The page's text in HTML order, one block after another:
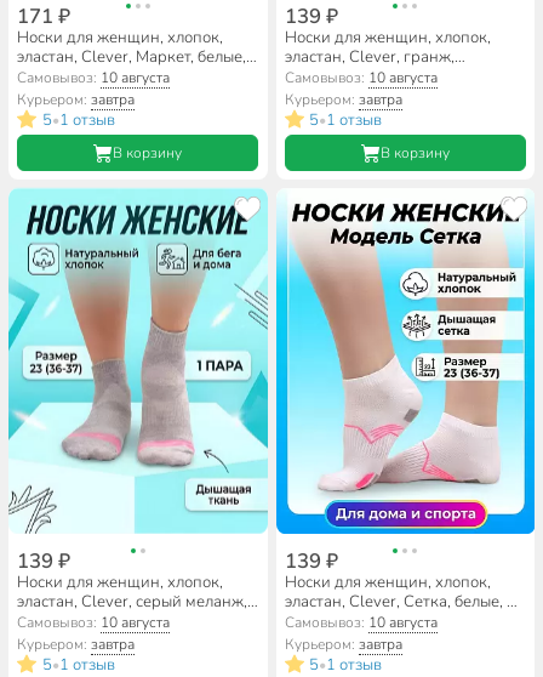
171 ₽
Носки для женщин, хлопок,
эластан, Clever, Маркет, белые,
р. 23, L3011
Самовывоз: 10 августа
Курьером:завтра
5•1 отзыв
В корзину
139 ₽
Носки для женщин, хлопок,
эластан, Clever, гранж,
молочные, р. 23, Д5665
Самовывоз: 10 августа
Курьером: завтра
5•1 отзыв
В корзину
139 ₽
Носки для женщин, хлопок,
эластан, Clever, серый меланж,
р. 23, Д5663
Самовывоз: 10 августа
Курьером:завтра
5•1 отзыв
139 ₽
Носки для женщин, хлопок,
эластан, Clever, Сетка, белые, р.
23, Д5664
Самовывоз: 10 августа
Курьером: завтра
5•1 отзыв